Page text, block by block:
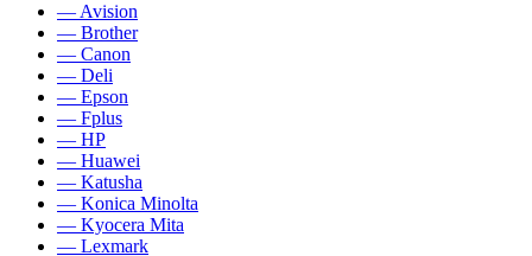
— Avision
— Brother
— Canon
— Deli
— Epson
— Fplus
— HP
— Huawei
— Katusha
— Konica Minolta
— Kyocera Mita
— Lexmark